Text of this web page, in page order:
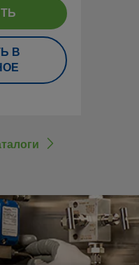
ман.), с
2,8
кв. дюйм,
В